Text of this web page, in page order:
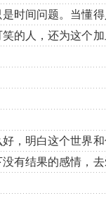
时间问题。当懂
的人，还为这个
，明白这个世界和
有结果的感情，